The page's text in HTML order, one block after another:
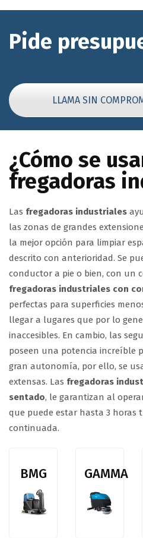
Pide
LLAMA SIN
¿Cómo se
fregadoras
Las fregadoras industriales
las zonas de grandes
la mejor opción para limpiar
descrito con anterioridad. Se
conductor a pie o bien, con un
fregadoras industriales con
perfectas para superficies
llegar a lugares que por lo
inaccesibles. En cambio, las
poseen una potencia increíble
gran autonomía, por ello, se
extensas. Las fregadoras
sentado, le garantizan al
que puede estar hasta 3 horas
continuada.
BMG GAMMA